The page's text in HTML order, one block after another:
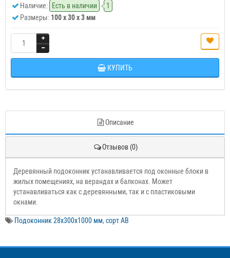
Наличие: Есть в наличии
1
Размеры: 100 x 30 x 3 мм
КУПИТЬ
Описание
Отзывов (0)
Деревянный подоконник устанавливается под оконные блоки в
жилых помещениях, на верандах и балконах. Может
устанавливаться как с деревянными, так и с пластиковыми
окнами.
Подоконник 28х300х1000 мм, сорт АВ